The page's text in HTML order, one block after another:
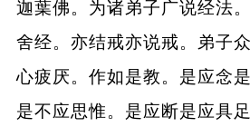
迦葉佛。为诸弟子广说经法
舍经。亦结戒亦说戒。弟子
心疲厌。作如是教。是应念
是不应思惟。是应断是应具